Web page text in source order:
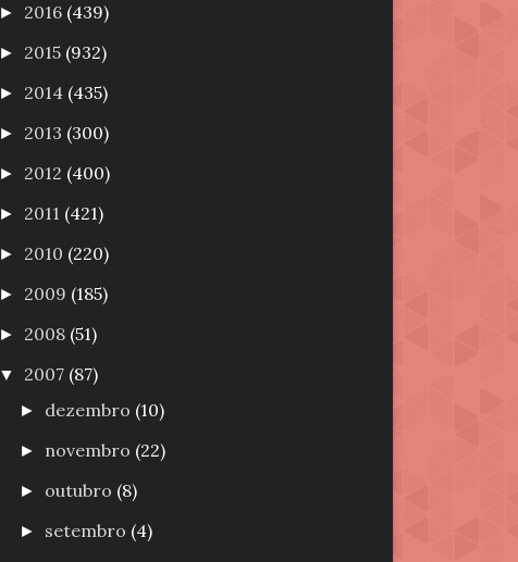
► 2016 (439)
► 2015 (932)
► 2014 (435)
► 2013 (300)
► 2012 (400)
► 2011 (421)
► 2010 (220)
► 2009 (185)
► 2008 (51)
▼ 2007 (87)
► dezembro (10)
► novembro (22)
► outubro (8)
► setembro (4)